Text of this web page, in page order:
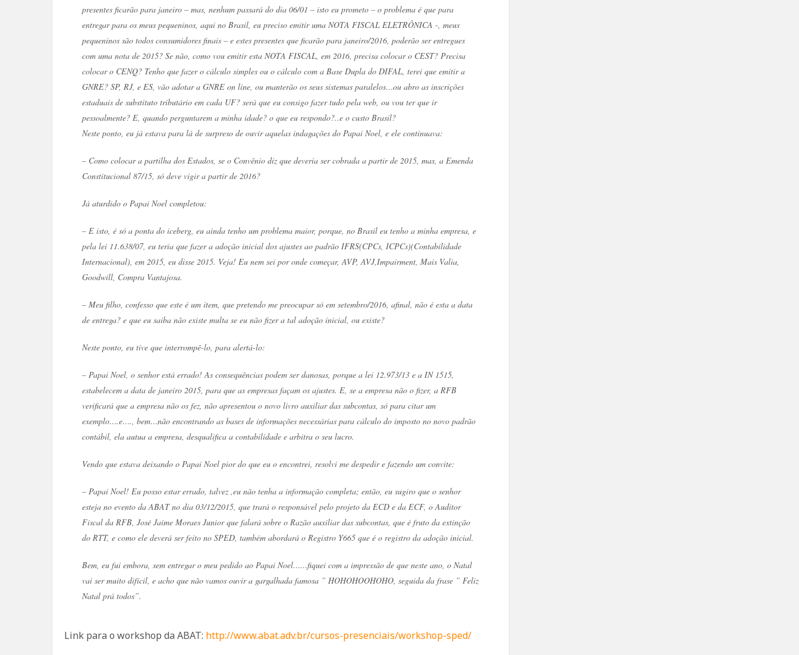
presentes ficarão para janeiro – mas, nenhum passará do dia 06/01 – isto eu prometo – o problema é que para
entregar para os meus pequeninos, aqui no Brasil, eu preciso emitir uma NOTA FISCAL ELETRÔNICA -, meus
pequeninos são todos consumidores finais – e estes presentes que ficarão para janeiro/2016, poderão ser entregues
com uma nota de 2015? Se não, como vou emitir esta NOTA FISCAL, em 2016, precisa colocar o CEST? Precisa
colocar o CENQ? Tenho que fazer o cálculo simples ou o cálculo com a Base Dupla do DIFAL, terei que emitir a
GNRE? SP, RJ, e ES, vão adotar a GNRE on line, ou manterão os seus sistemas paralelos…ou abro as inscrições
estaduais de substituto tributário em cada UF? será que eu consigo fazer tudo pela web, ou vou ter que ir
pessoalmente? E, quando perguntarem a minha idade? o que eu respondo?..e o custo Brasil?
Neste ponto, eu já estava para lá de surpreso de ouvir aquelas indagações do Papai Noel, e ele continuava:
– Como colocar a partilha dos Estados, se o Convênio diz que deveria ser cobrada a partir de 2015, mas, a Emenda
Constitucional 87/15, só deve vigir a partir de 2016?
Já aturdido o Papai Noel completou:
– E isto, é só a ponta do iceberg, eu ainda tenho um problema maior, porque, no Brasil eu tenho a minha empresa, e
pela lei 11.638/07, eu teria que fazer a adoção inicial dos ajustes ao padrão IFRS(CPCs, ICPCs)(Contabilidade
Internacional), em 2015, eu disse 2015. Veja! Eu nem sei por onde começar, AVP, AVJ,Impairment, Mais Valia,
Goodwill, Compra Vantajosa.
– Meu filho, confesso que este é um item, que pretendo me preocupar só em setembro/2016, afinal, não é esta a data
de entrega? e que eu saiba não existe multa se eu não fizer a tal adoção inicial, ou existe?
Neste ponto, eu tive que interrompê-lo, para alertá-lo:
– Papai Noel, o senhor está errado! As consequências podem ser danosas, porque a lei 12.973/13 e a IN 1515,
estabelecem a data de janeiro 2015, para que as empresas façam os ajustes. E, se a empresa não o fizer, a RFB
verificará que a empresa não os fez, não apresentou o novo livro auxiliar das subcontas, só para citar um
exemplo….e…., bem…não encontrando as bases de informações necessárias para cálculo do imposto no novo padrão
contábil, ela autua a empresa, desqualifica a contabilidade e arbitra o seu lucro.
Vendo que estava deixando o Papai Noel pior do que eu o encontrei, resolvi me despedir e fazendo um convite:
– Papai Noel! Eu posso estar errado, talvez ,eu não tenha a informação completa; então, eu sugiro que o senhor
esteja no evento da ABAT no dia 03/12/2015, que trará o responsável pelo projeto da ECD e da ECF, o Auditor
Fiscal da RFB, José Jaime Moraes Junior que falará sobre o Razão auxiliar das subcontas, que é fruto da extinção
do RTT, e como ele deverá ser feito no SPED, também abordará o Registro Y665 que é o registro da adoção inicial.
Bem, eu fui embora, sem entregar o meu pedido ao Papai Noel……fiquei com a impressão de que neste ano, o Natal
vai ser muito difícil, e acho que não vamos ouvir a gargalhada famosa ” HOHOHOOHOHO, seguida da frase ” Feliz
Natal prá todos”.
Link para o workshop da ABAT: http://www.abat.adv.br/cursos-presenciais/workshop-sped/